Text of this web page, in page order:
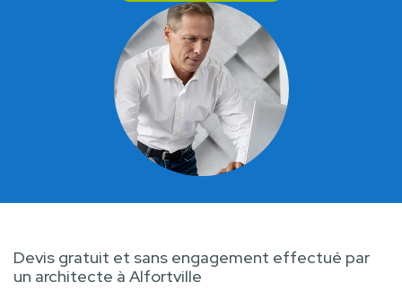
Devis gratuit et sans engagement effectué par
un architecte à Alfortville